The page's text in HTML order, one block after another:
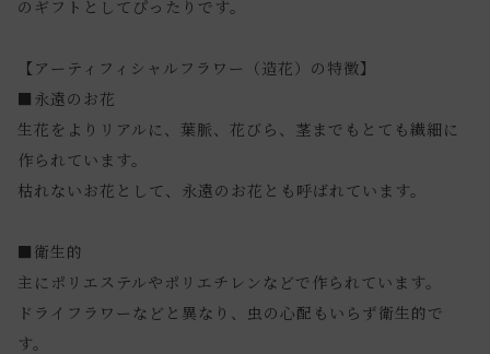
のギフトとしてぴったりです。
【アーティフィシャルフラワー（造花）の特徴】
■永遠のお花
生花をよりリアルに、葉脈、花びら、茎までもとても繊細に
作られています。
枯れないお花として、永遠のお花とも呼ばれています。
■衛生的
主にポリエステルやポリエチレンなどで作られています。
ドライフラワーなどと異なり、虫の心配もいらず衛生的で
す。